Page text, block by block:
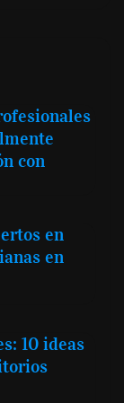
con
en
en
10 ideas